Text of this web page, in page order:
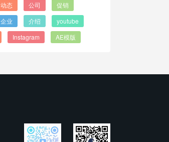
动态 公司
促销
企业 介绍
youtube
Instagram AE模版